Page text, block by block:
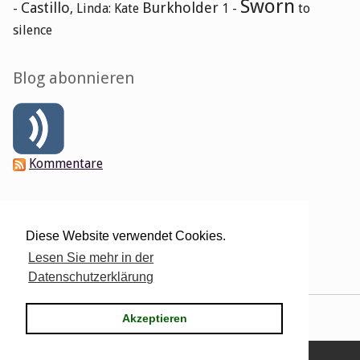
Diese Website verwendet Cookies.
Lesen Sie mehr in der
Datenschutzerklärung
Akzeptieren
- Castillo, Linda: Kate Burkholder 1 - Sworn to
silence
Blog abonnieren
Kommentare
Login
& the 2k11